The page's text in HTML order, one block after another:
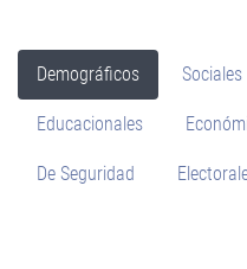
Demográficos Sociales
Educacionales
De Seguridad